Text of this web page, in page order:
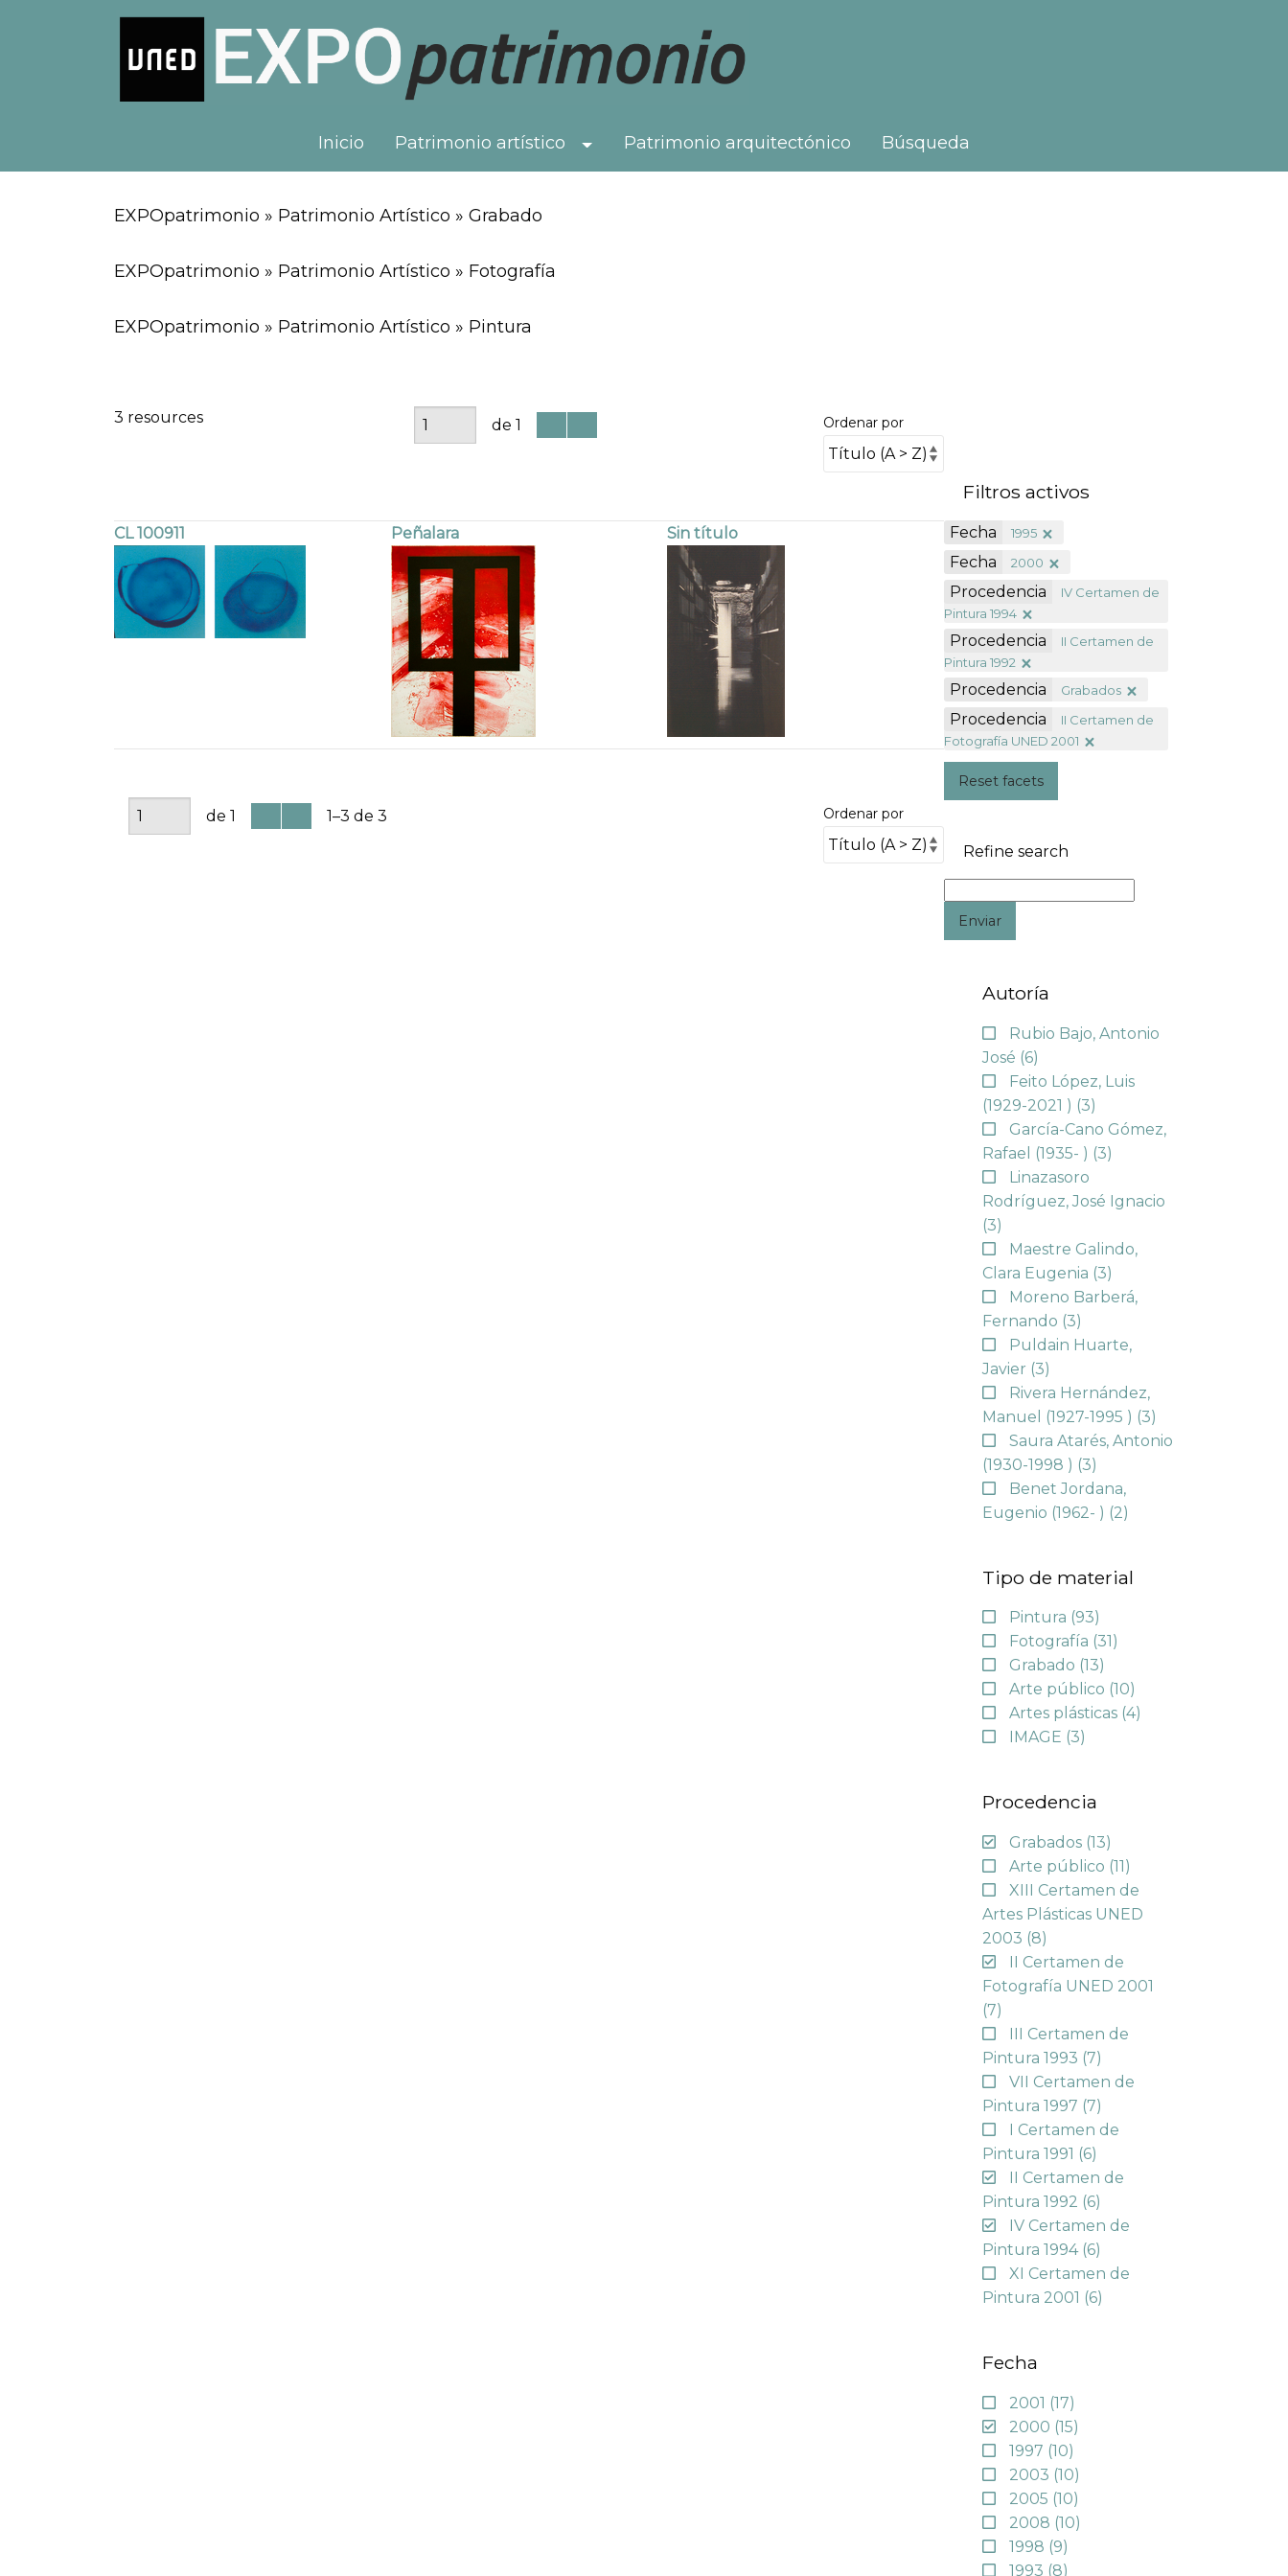
Inicio Patrimonio artístico Toggle Dropdown
Patrimonio arquitectónico Búsqueda
EXPOpatrimonio » Patrimonio Artístico » Grabado
EXPOpatrimonio » Patrimonio Artístico » Fotografía
EXPOpatrimonio » Patrimonio Artístico » Pintura
3 resources de 1 Ordenar por
CL 100911 Peñalara Sin título
de 1 1–3 de 3 Ordenar por
Filtros activos
Fecha 1995
Fecha 2000
Procedencia
IV Certamen de
Pintura 1994
Procedencia
II Certamen de
Pintura 1992
Procedencia Grabados
Procedencia
II Certamen de
Fotografía UNED 2001
Reset facets
Refine search
Enviar
Autoría
Rubio Bajo, Antonio
José (6)
Feito López, Luis
(1929-2021 ) (3)
García-Cano Gómez,
Rafael (1935- ) (3)
Linazasoro
Rodríguez, José Ignacio
(3)
Maestre Galindo,
Clara Eugenia (3)
Moreno Barberá,
Fernando (3)
Puldain Huarte,
Javier (3)
Rivera Hernández,
Manuel (1927-1995 ) (3)
Saura Atarés, Antonio
(1930-1998 ) (3)
Benet Jordana,
Eugenio (1962- ) (2)
Tipo de material
Pintura (93)
Fotografía (31)
Grabado (13)
Arte público (10)
Artes plásticas (4)
IMAGE (3)
Procedencia
Grabados (13)
Arte público (11)
XIII Certamen de
Artes Plásticas UNED
2003 (8)
II Certamen de
Fotografía UNED 2001
(7)
III Certamen de
Pintura 1993 (7)
VII Certamen de
Pintura 1997 (7)
I Certamen de
Pintura 1991 (6)
II Certamen de
Pintura 1992 (6)
IV Certamen de
Pintura 1994 (6)
XI Certamen de
Pintura 2001 (6)
Fecha
2001 (17)
2000 (15)
1997 (10)
2003 (10)
2005 (10)
2008 (10)
1998 (9)
1993 (8)